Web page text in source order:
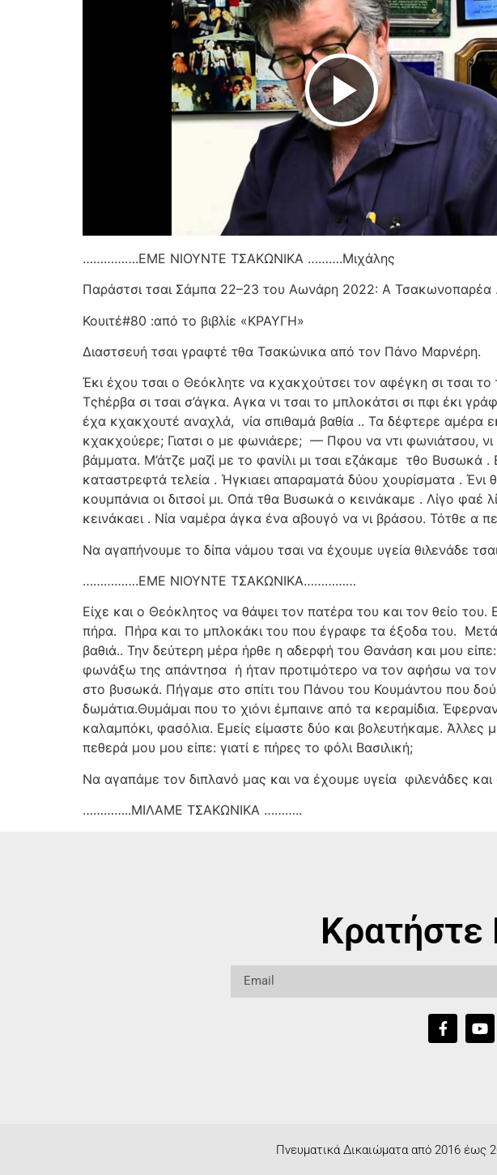
Play Video
…………….ΕΜΕ ΝΙΟΥΝΤΕ ΤΣΑΚΩΝΙΚΑ ……….Μιχάλης
Παράστσι τσαι Σάμπα 22–23 του Αωνάρη 2022: Α Τσακωνοπαρέα .
Κουιτέ#80 :από το βιβλίε «ΚΡΑΥΓΗ»
Διαστσευή τσαι γραφτέ τθα Τσακώνικα από τον Πάνο Μαρνέρη.
Έκι έχου τσαι ο Θεόκλητε να κχακχούτσει τον αφέγκη σι τσαι
Τςhέρβα σι τσαι σ’άγκα. Αγκα νι τσαι το μπλοκάτσι σι πφι έκι
έχα κχακχουτέ αναχλά, νία σπιθαμά βαθία .. Τα δέφτερε αμέρα
κχακχούερε; Γιατσι ο με φωνιάερε; — Πφου να ντι φωνιάτσου, νι
βάμματα. Μ’άτζε μαζί με το φανίλι μι τσαι εζάκαμε τθο Βυσωκά .
καταστρεφτά τελεία . Ήγκιαει απαραματά δύου χουρίσματα . Ένι
κουμπάνια οι διτσοί μι. Οπά τθα Βυσωκά ο κεινάκαμε . Λίγο φαέ
κεινάκαει . Νία ναμέρα άγκα ένα αβουγό να νι βράσου. Τότθε α
Να αγαπήνουμε το δίπα νάμου τσαι να έχουμε υγεία θιλενάδε τσαι
…………….ΕΜΕ ΝΙΟΥΝΤΕ ΤΣΑΚΩΝΙΚΑ……………
Είχε και ο Θεόκλητος να θάψει τον πατέρα του και τον θείο
πήρα. Πήρα και το μπλοκάκι του που έγραφε τα έξοδα του.
βαθιά.. Την δεύτερη μέρα ήρθε η αδερφή του Θανάση και μου
φωνάξω της απάντησα ή ήταν προτιμότερο να τον αφήσω να
στο βυσωκά. Πήγαμε στο σπίτι του Πάνου του Κουμάντου που
δωμάτια.Θυμάμαι που το χιόνι έμπαινε από τα κεραμίδια.
καλαμπόκι, φασόλια. Εμείς είμαστε δύο και βολευτήκαμε.
πεθερά μου μου είπε: γιατί ε πήρες το φόλι Βασιλική;
Να αγαπάμε τον διπλανό μας και να έχουμε υγεία φιλενάδες και
…………..ΜΙΛΑΜΕ ΤΣΑΚΩΝΙΚΑ ………..
Πνευματικά Δικαιώματα από 2016 έως